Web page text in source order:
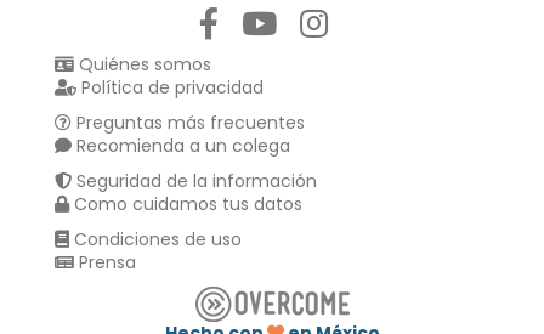
Quiénes somos
Política de privacidad
Preguntas más frecuentes
Recomienda a un colega
Seguridad de la información
Como cuidamos tus datos
Condiciones de uso
Prensa